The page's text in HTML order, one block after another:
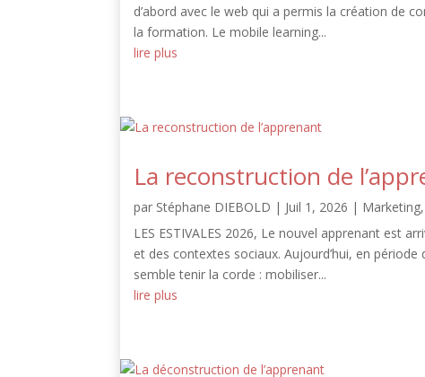
d’abord avec le web qui a permis la création de
la formation. Le mobile learning...
lire plus
La reconstruction de
par Stéphane DIEBOLD | Juil 1, 2026 | Marketing,
LES ESTIVALES 2026, Le nouvel apprenant est
et des contextes sociaux. Aujourd’hui, en
semble tenir la corde : mobiliser...
lire plus